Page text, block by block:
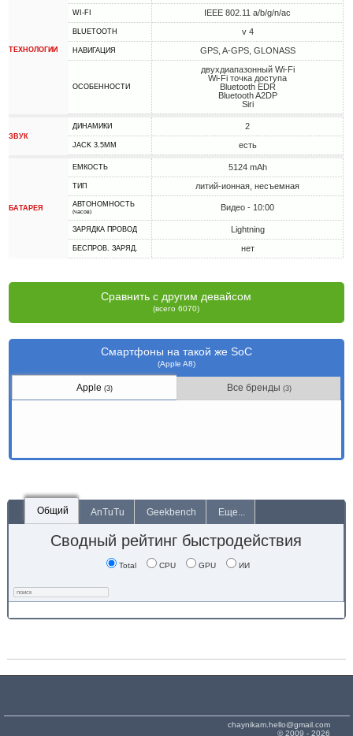
ТЕХНОЛОГИИ
WI-FI IEEE 802.11 a/b/g/n/ac
BLUETOOTH v 4
НАВИГАЦИЯ GPS, A-GPS, GLONASS
ОСОБЕННОСТИ
двухдиапазонный Wi-Fi
Wi-Fi точка доступа
Bluetooth EDR
Bluetooth A2DP
Siri
ЗВУК
ДИНАМИКИ 2
JACK 3.5MM есть
БАТАРЕЯ
ЕМКОСТЬ 5124 mAh
ТИП литий-ионная, несъемная
АВТОНОМНОСТЬ
(часов) Видео - 10:00
ЗАРЯДКА ПРОВОД Lightning
БЕСПРОВ. ЗАРЯД. нет
Сравнить с другим девайсом
(всего 6070)
Смартфоны на такой же SoC
(Apple A8)
Apple(3) Все бренды (3)
Общий AnTuTu Geekbench Еще...
Сводный рейтинг быстродействия
Total CPU GPU ИИ
chaynikam.hello@gmail.com
© 2009 - 2026